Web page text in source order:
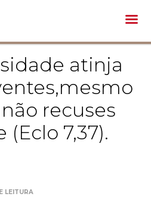
aos mortos não recuses tua
atinja
recuses
7,37).
LEITURA